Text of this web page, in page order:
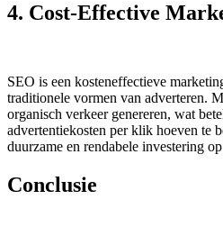
4. Cost-Effective
SEO is een kosteneffectieve
traditionele vormen van adverteren.
organisch verkeer genereren, wat
advertentiekosten per klik hoeven te
duurzame en rendabele investering
Conclusie